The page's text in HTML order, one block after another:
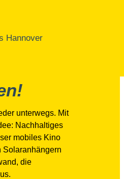
unterwegs. Mit
Nachhaltiges
mobiles Kino
Solaranhängern
die